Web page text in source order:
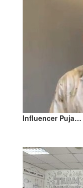
Influencer Puja…